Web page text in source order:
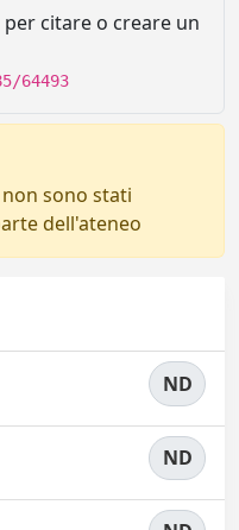
citare o creare un
64493
sono stati
dell'ateneo
ND
ND